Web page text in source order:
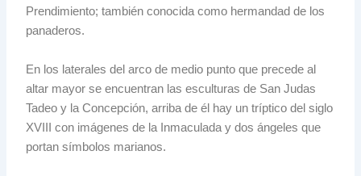
Prendimiento; también conocida como hermandad de los
panaderos.
En los laterales del arco de medio punto que precede al
altar mayor se encuentran las esculturas de San Judas
Tadeo y la Concepción, arriba de él hay un tríptico del siglo
XVIII con imágenes de la Inmaculada y dos ángeles que
portan símbolos marianos.